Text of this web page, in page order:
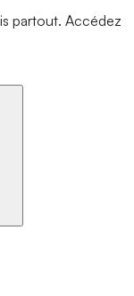
partout. Accédez